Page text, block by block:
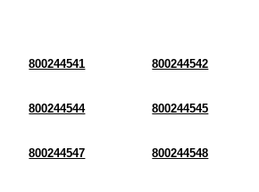
800244541 800244542
800244544 800244545
800244547 800244548